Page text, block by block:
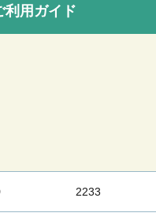
利用ガイド
2233